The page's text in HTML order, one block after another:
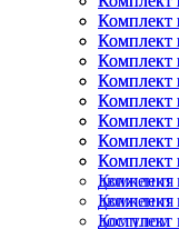
Комплект
Комплект
Комплект
Комплект
Комплект
Комплект
Комплект
Комплект
движения
Комплект
доступом
Комплект
Комплект
Комплект
Комплект
Комплект
Комплект
Комплект
Комплект
Комплект
движения
Комплект